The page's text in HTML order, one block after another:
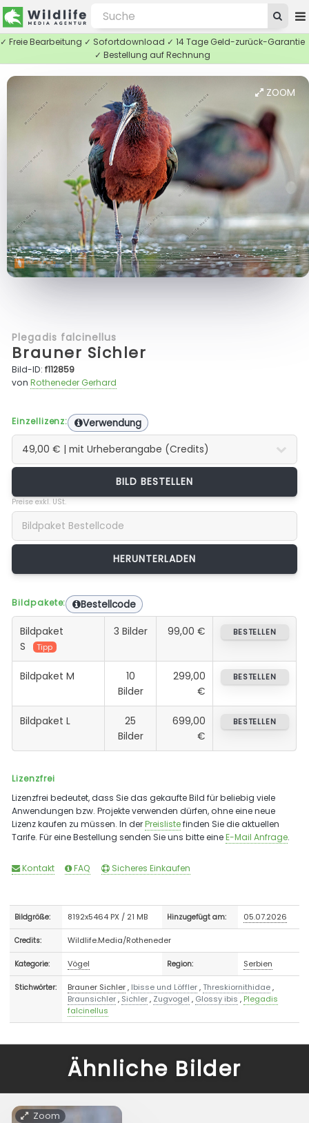
✓ Freie Bearbeitung ✓ Sofortdownload ✓ 14 Tage Geld-zurück-Garantie
✓ Bestellung auf Rechnung
ZOOM
Plegadis falcinellus
Brauner Sichler
Bild-ID:f112859
vonRotheneder Gerhard
Einzellizenz: Verwendung
BILD BESTELLEN
Preise exkl. USt.
Bildpakete: Bestellcode
Bildpaket
S
Tipp
3 Bilder 99,00 € BESTELLEN
Bildpaket M
10
Bilder
299,00
€
BESTELLEN
Bildpaket L
25
Bilder
699,00
€
BESTELLEN
Lizenzfrei
Lizenzfrei bedeutet, dass Sie das gekaufte Bild für beliebig viele
Anwendungen bzw. Projekte verwenden dürfen, ohne eine neue
Lizenz kaufen zu müssen. In derPreislistefinden Sie die aktuellen
Tarife. Für eine Bestellung senden Sie uns bitte eineE-Mail Anfrage.
Kontakt FAQ Sicheres Einkaufen
Bildgröße: 8192x5464 PX / 21 MB Hinzugefügt am: 05.07.2026
Credits: Wildlife.Media/Rotheneder
Kategorie: Vögel Region: Serbien
Stichwörter: Brauner Sichler, Ibisse und Löffler,Threskiornithidae,
Braunsichler, Sichler, Zugvogel , Glossy ibis , Plegadis
falcinellus
Ähnliche Bilder
Zoom